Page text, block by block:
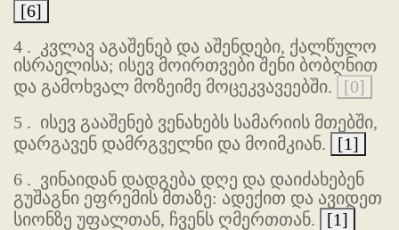
[6]
4 . კვლავ აგაშენებ და აშენდები, ქალწულო
ისრაელისა; ისევ მოირთვები შენი ბობღნით
და გამოხვალ მოზეიმე მოცეკვავეებში.
[0]
5 . ისევ გააშენებ ვენახებს სამარიის მთებში,
დარგავენ დამრგველნი და მოიმკიან.
[1]
6 . ვინაიდან დადგება დღე და დაიძახებენ
გუშაგნი ეფრემის მთაზე: ადექით და ავიდეთ
სიონზე უფალთან, ჩვენს ღმერთთან.
[1]